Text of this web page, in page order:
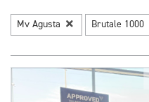
Mv Agusta Brutale 1000